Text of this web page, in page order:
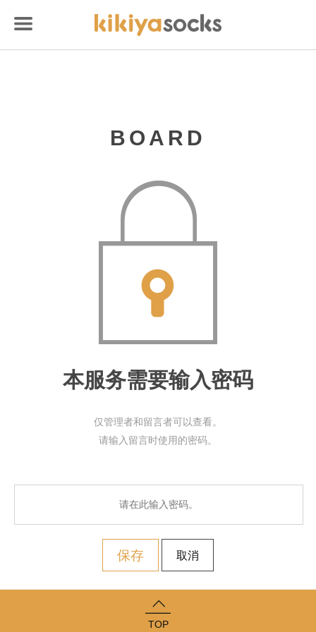
BOARD
本服务需要输入密码
仅管理者和留言者可以查看。
请输入留言时使用的密码。
保存 取消
TOP